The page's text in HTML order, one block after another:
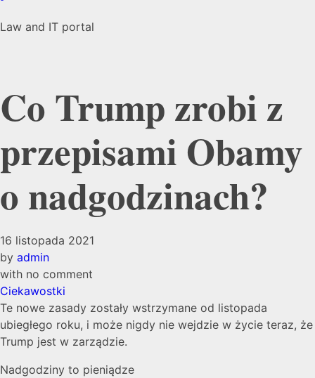
Law and IT portal
Co Trump zrobi z
przepisami Obamy
o nadgodzinach?
16 listopada 2021
by admin
with no comment
Ciekawostki
Te nowe zasady zostały wstrzymane od listopada
ubiegłego roku, i może nigdy nie wejdzie w życie teraz, że
Trump jest w zarządzie.
Nadgodziny to pieniądze